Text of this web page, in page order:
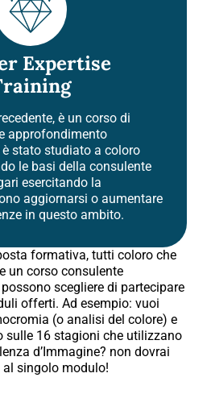
Expertise
è un corso di
approfondimento
stato studiato a coloro
le basi della consulente
esercitando la
aggiornarsi o aumentare
in questo ambito.
formativa, tutti coloro che
un corso consulente
scegliere di partecipare
offerti. Ad esempio: vuoi
(o analisi del colore) e
sulle 16 stagioni che utilizzano
d’Immagine? non dovrai
singolo modulo!